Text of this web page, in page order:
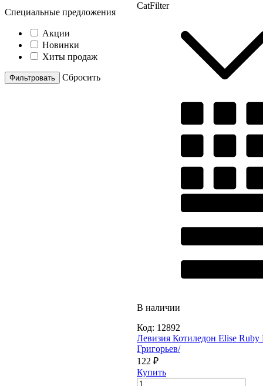
Специальные предложения
Акции
Новинки
Хиты продаж
Cбросить
CatFilter
В наличии
Код: 12892
Левизия Котиледон Elise Ruby
Григорьев/
122 ₽
Купить